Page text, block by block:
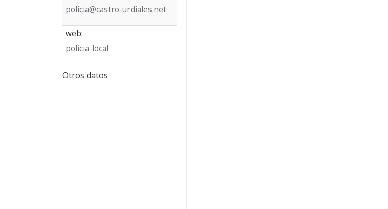
policia@castro-urdiales.net
web:
policia-local
Otros datos